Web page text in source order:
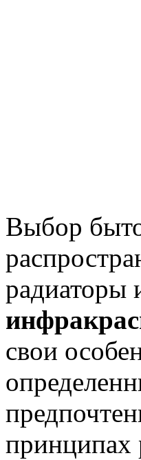
Выбор
радиаторы
свои
принципах